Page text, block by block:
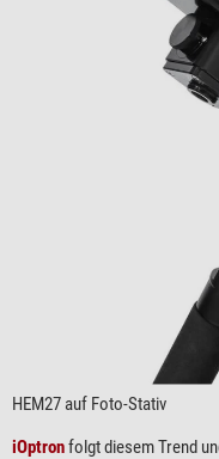
HEM27 auf Foto-Stativ
iOptronfolgt diesem Trend